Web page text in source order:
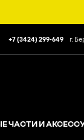
ЧАСТИ И
+7 (3424) 299-649 г.